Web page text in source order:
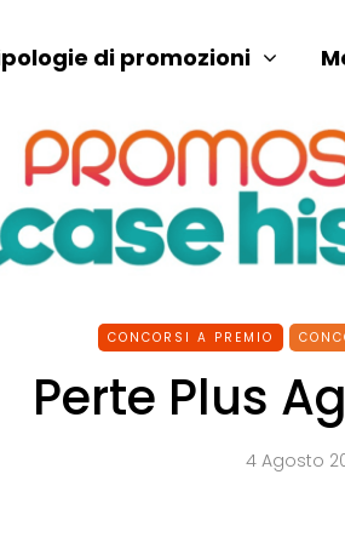
di promozioni
CONCORSI A PREMIO
Perte Plus
4 Agosto